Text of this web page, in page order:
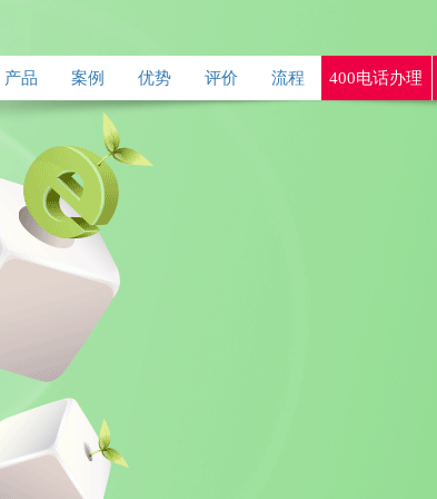
产品 案例 优势 评价 流程 400电话办理